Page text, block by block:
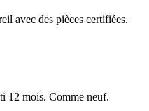
avec des pièces certifiées.
12 mois. Comme neuf.